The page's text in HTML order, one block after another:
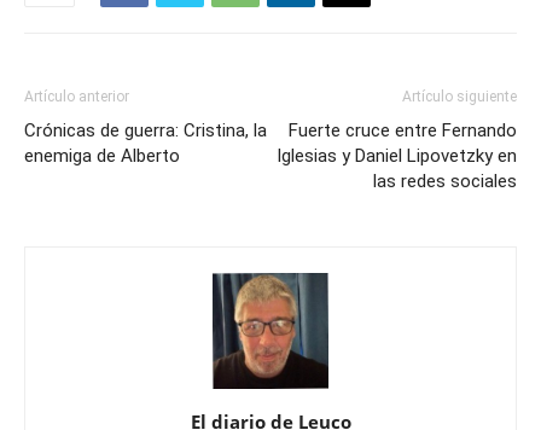
Artículo anterior
Crónicas de guerra: Cristina, la
enemiga de Alberto
Artículo siguiente
Fuerte cruce entre Fernando
Iglesias y Daniel Lipovetzky en
las redes sociales
El diario de Leuco